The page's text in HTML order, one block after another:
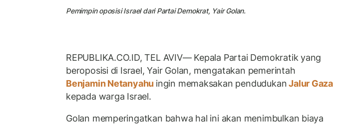
Pemimpin oposisi Israel dari Partai Demokrat, Yair Golan.
REPUBLIKA.CO.ID, TEL AVIV— Kepala Partai Demokratik yang
beroposisi di Israel, Yair Golan, mengatakan pemerintah
Benjamin Netanyahu ingin memaksakan pendudukanJalur Gaza
kepada warga Israel.
Golan memperingatkan bahwa hal ini akan menimbulkan biaya